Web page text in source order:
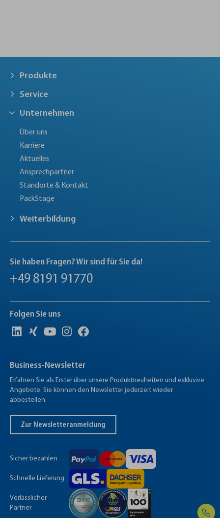
Produkte
Service
Unternehmen
Über uns
Karriere
Aktuelles
Ansprechpartner
Standorte & Kontakt
PackStage
Weiterbildung
Sie haben Fragen? Wir sind für Sie da!
+49 8191 91770
Folgen Sie uns
Business-Newsletter
Erfahren Sie als Erster über unsere Produktneuheiten und exklusive
Angebote. Sie können den Newsletter jederzeit wieder
abbestellen.
Zur Newsletteranmeldung
Sicher bezahlen
Schnelle Lieferung
Verlässlicher
Partner